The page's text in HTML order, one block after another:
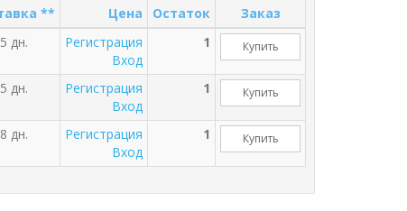
** Цена Остаток
Заказ
5 дн.
Регистрация
Вход
1 Купить
5 дн.
Регистрация
Вход
1 Купить
8 дн.
Регистрация
Вход
1 Купить